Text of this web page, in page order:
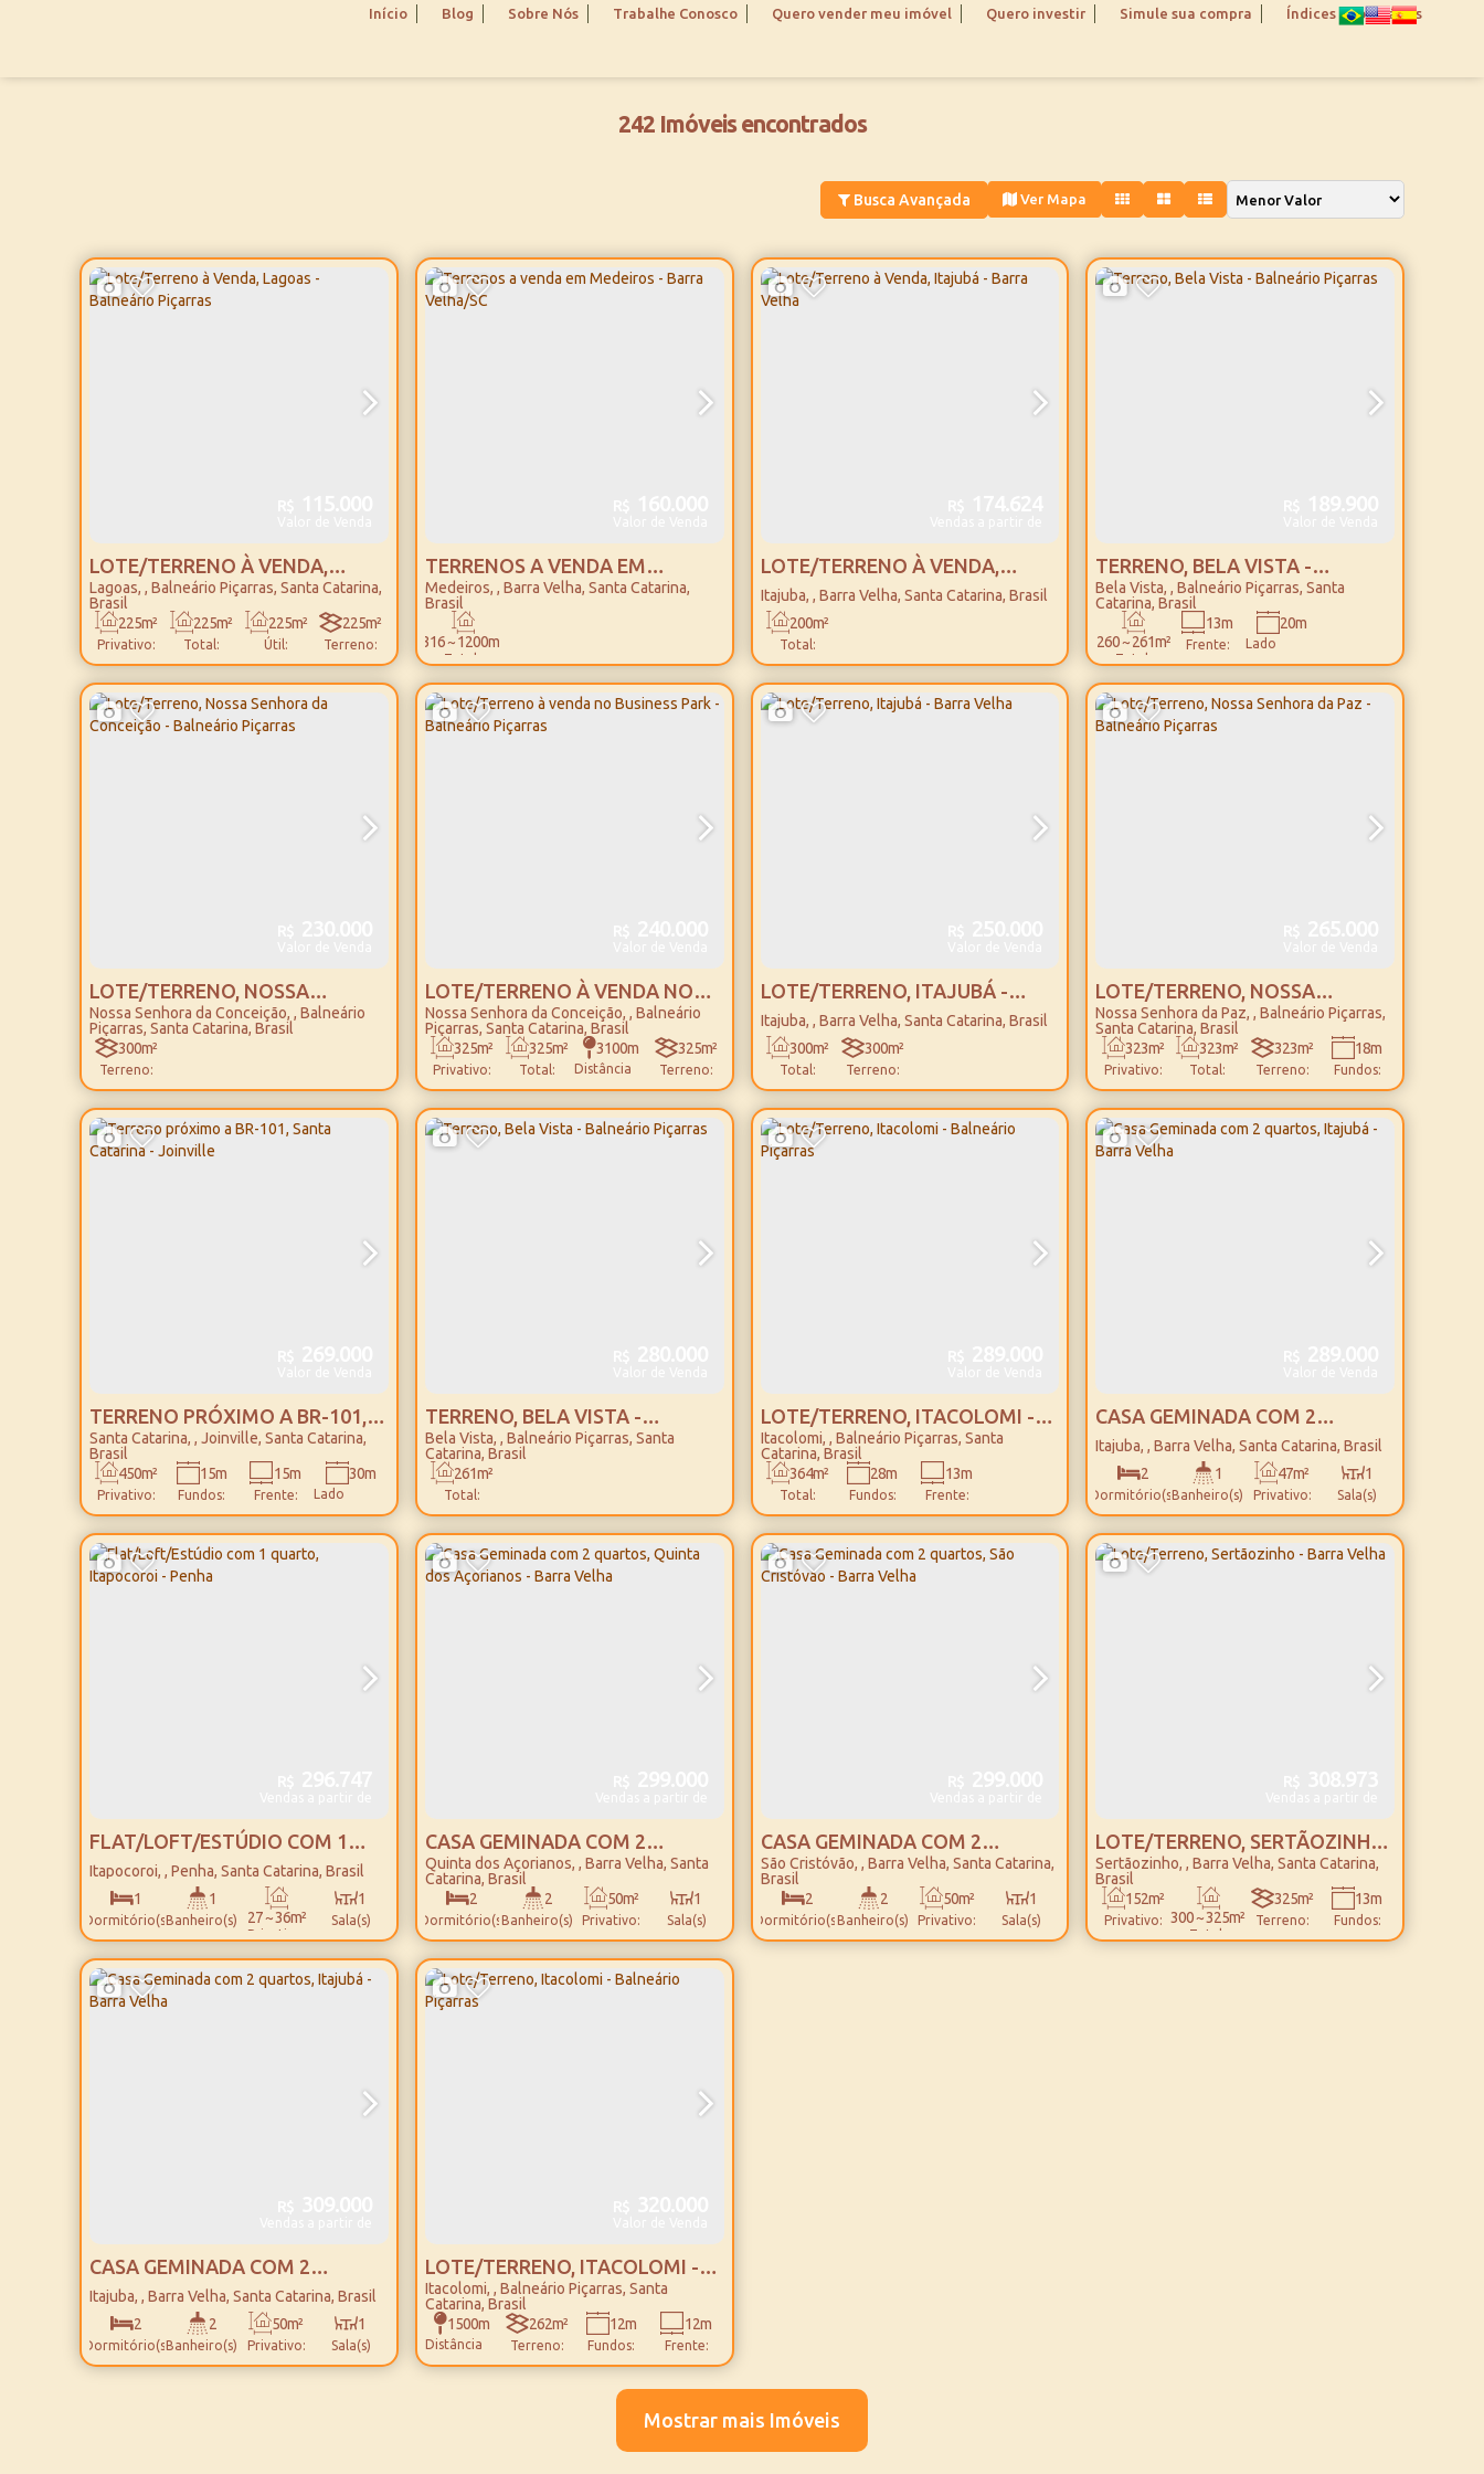
Blog Sobre Nós Trabalhe Conosco Quero vender meu imóvel Quero investir Simule sua compra Índices Imobiliários
Início
242 Imóveis encontrados
Busca Avançada Ver Mapa
LOTE/TERRENO À VENDA,
LAGOAS - BALNEÁRIO PIÇARRAS
Lagoas , Balneário Piçarras, Santa Catarina,
Brasil
Privativo:
225m²
Total:
225m²
Útil:
225m²
Terreno:
225m²
Fundos:
15m
Frente:
15m
TERRENOS A VENDA EM
MEDEIROS - BARRA VELHA/SC
Medeiros , Barra Velha, Santa Catarina,
Brasil
Total:
316 ~ 1200m²
LOTE/TERRENO À VENDA,
ITAJUBÁ - BARRA VELHA
Itajuba , Barra Velha, Santa Catarina, Brasil
Total:
200m²
TERRENO, BELA VISTA -
BALNEÁRIO PIÇARRAS
Bela Vista ,Balneário Piçarras,Santa
Catarina,Brasil
Total:
260 ~ 261m² Frente:
13m
Lado
Esquerdo:
20m
LOTE/TERRENO, NOSSA
SENHORA DA CONCEIÇÃO -
BALNEÁRIO PIÇARRAS
Nossa Senhora da Conceição , Balneário
Piçarras, Santa Catarina, Brasil
Terreno:
300m²
LOTE/TERRENO À VENDA NO
BUSINESS PARK - BALNEÁRIO
PIÇARRAS
Nossa Senhora da Conceição , Balneário
Piçarras, Santa Catarina, Brasil
Privativo:
325m²
Total:
325m² 3100m
Distância
do Mar
Terreno:
325m²
Fundos:
13m
Frente:
13m
Lado
Direito:
25m
Lado
Esquerdo:
25m
LOTE/TERRENO, ITAJUBÁ -
BARRA VELHA
Itajuba , Barra Velha, Santa Catarina, Brasil
Total:
300m²
Terreno:
300m²
LOTE/TERRENO, NOSSA
SENHORA DA PAZ - BALNEÁRIO
PIÇARRAS
Nossa Senhora da Paz ,Balneário Piçarras,
Santa Catarina,Brasil
Privativo:
323m²
Total:
323m²
Terreno:
323m²
Fundos:
18m
Frente:
18m
Lado
Direito:
18m
Lado
Esquerdo:
18m
TERRENO PRÓXIMO A BR-101,
SANTA CATARINA - JOINVILLE
Santa Catarina , Joinville, Santa Catarina,
Brasil
Privativo:
450m²
Fundos:
15m
Frente:
15m
Lado
Direito:
30m
Lado
Esquerdo:
30m
TERRENO, BELA VISTA -
BALNEÁRIO PIÇARRAS
Bela Vista , Balneário Piçarras, Santa
Catarina, Brasil
Total:
261m²
LOTE/TERRENO, ITACOLOMI -
BALNEÁRIO PIÇARRAS
Itacolomi , Balneário Piçarras, Santa
Catarina, Brasil
Total:
364m²
Fundos:
28m
Frente:
13m
CASA GEMINADA COM 2
QUARTOS, ITAJUBÁ - BARRA
VELHA
Itajuba ,Barra Velha,Santa Catarina,Brasil
2
Dormitório(s)
1
Banheiro(s) Privativo:
47m² 1
Sala(s)
Total:
81m² 1
Vaga(s)
FLAT/LOFT/ESTÚDIO COM 1
QUARTO, ITAPOCOROI - PENHA
Itapocoroi , Penha, Santa Catarina, Brasil
1
Dormitório(s)
1
Banheiro(s)
Privativo:
27 ~ 36m²
1
Sala(s)
175m
Distância
do Mar
CASA GEMINADA COM 2
QUARTOS, QUINTA DOS
AÇORIANOS - BARRA VELHA
Quinta dos Açorianos , Barra Velha, Santa
Catarina, Brasil
2
Dormitório(s)
2
Banheiro(s) Privativo:
50m² 1
Sala(s)
1
Suíte(s)
Total:
86 ~ 188m²
1
Vaga(s)
4600m
Distância
do Mar
CASA GEMINADA COM 2
QUARTOS, SÃO CRISTÓVÃO -
BARRA VELHA
São Cristóvão , Barra Velha, Santa Catarina,
Brasil
2
Dormitório(s)
2
Banheiro(s) Privativo:
50m² 1
Sala(s)
1 96m² 1 2800m
LOTE/TERRENO, SERTÃOZINHO
- BARRA VELHA
Sertãozinho ,Barra Velha,Santa Catarina,
Brasil
Privativo:
152m²
Total:
300 ~ 325m² Terreno:
325m²
Fundos:
13m
13m 25m 25m
CASA GEMINADA COM 2
QUARTOS, ITAJUBÁ - BARRA
VELHA
Itajuba , Barra Velha, Santa Catarina, Brasil
2
Dormitório(s)
2
Banheiro(s) Privativo:
50m² 1
Sala(s)
1 116m² 1
LOTE/TERRENO, ITACOLOMI -
BALNEÁRIO PIÇARRAS
Itacolomi , Balneário Piçarras, Santa
Catarina, Brasil
1500m
Distância
do Mar
Terreno:
262m²
Fundos:
12m
Frente:
12m
21m 21m
Mostrar mais Imóveis